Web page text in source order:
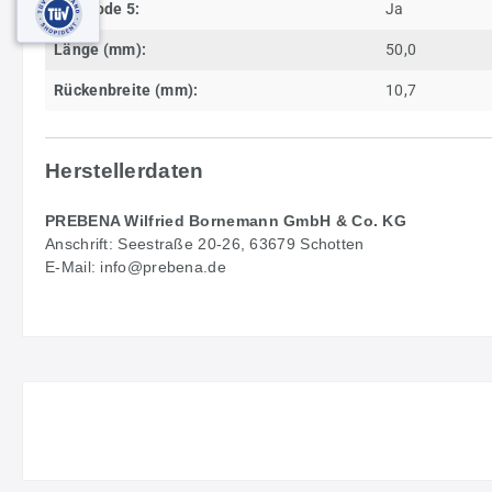
Eurocode 5: Ja
Länge (mm): 50,0
Rückenbreite (mm): 10,7
Herstellerdaten
PREBENA Wilfried Bornemann GmbH & Co. KG
Anschrift: Seestraße 20-26, 63679 Schotten
E-Mail: info@prebena.de